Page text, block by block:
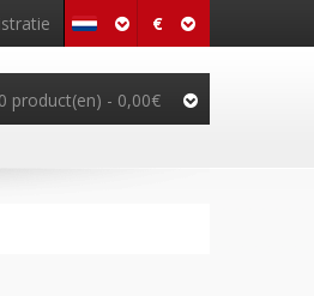
€
0 product(en) - 0,00€